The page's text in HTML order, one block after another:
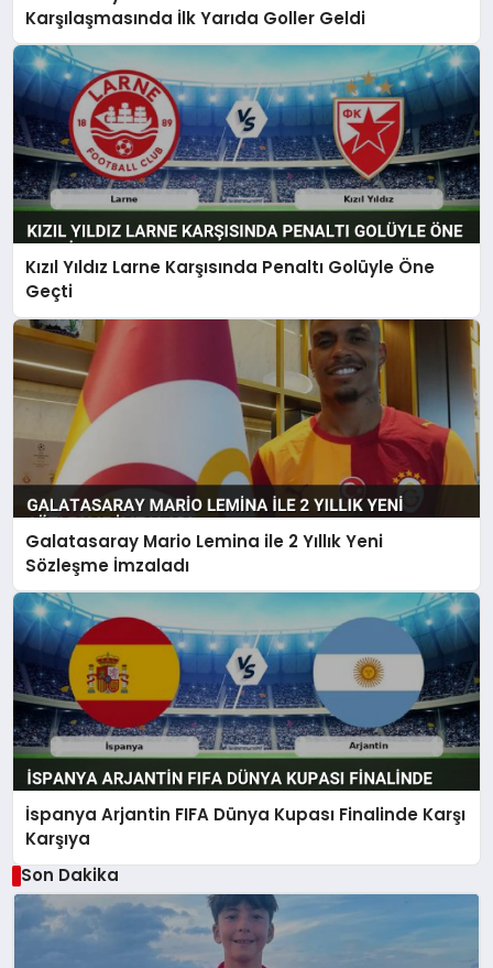
Karşılaşmasında İlk Yarıda Goller Geldi
Kızıl Yıldız Larne Karşısında Penaltı Golüyle Öne
Geçti
Galatasaray Mario Lemina ile 2 Yıllık Yeni
Sözleşme İmzaladı
İspanya Arjantin FIFA Dünya Kupası Finalinde Karşı
Karşıya
Son Dakika